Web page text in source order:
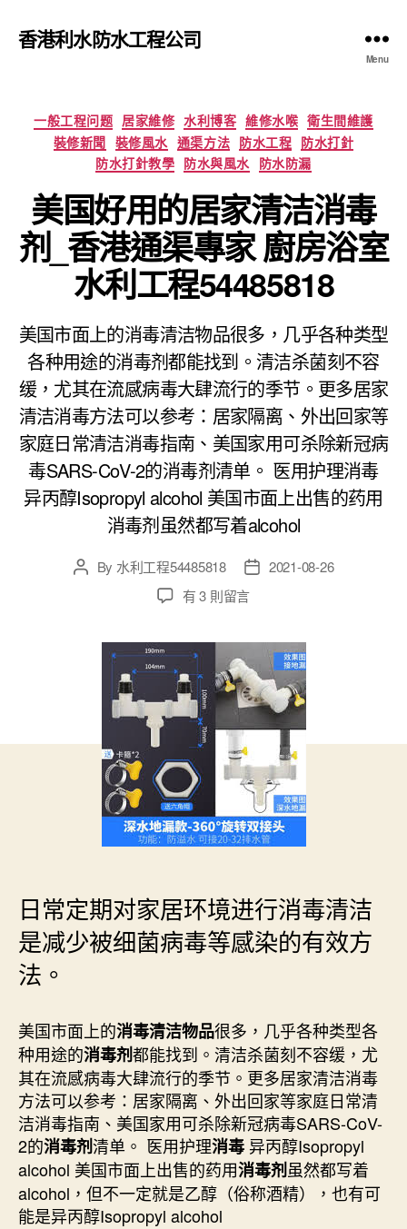
香港利水防水工程公司
Menu
Categories
一般工程问题 居家維修 水利博客 維修水喉 衛生間維護
裝修新聞 裝修風水 通渠方法 防水工程 防水打針
防水打針教學 防水與風水 防水防漏
美国好用的居家清洁消毒
剂_香港通渠專家 廚房浴室
水利工程54485818
美国市面上的消毒清洁物品很多，几乎各种类型
各种用途的消毒剂都能找到。清洁杀菌刻不容
缓，尤其在流感病毒大肆流行的季节。更多居家
清洁消毒方法可以参考：居家隔离、外出回家等
家庭日常清洁消毒指南、美国家用可杀除新冠病
毒SARS-CoV-2的消毒剂清单。 医用护理消毒
异丙醇Isopropyl alcohol 美国市面上出售的药用
消毒剂虽然都写着alcohol
PostBy 水利工程54485818
Post2021-08-26
在
好
用
的
居
清
洁
消
毒
剂
通
渠
專
浴
室
水
利
工
程
54485818〉
中
有 3 則留言
日常定期对家居环境进行消毒清洁
是减少被细菌病毒等感染的有效方
法。
美国市面上的消毒清洁物品很多，几乎各种类型各
种用途的消毒剂都能找到。清洁杀菌刻不容缓，尤
其在流感病毒大肆流行的季节。更多居家清洁消毒
方法可以参考：居家隔离、外出回家等家庭日常清
洁消毒指南、美国家用可杀除新冠病毒SARS-CoV-
2的消毒剂清单。 医用护理消毒 异丙醇Isopropyl
alcohol 美国市面上出售的药用消毒剂虽然都写着
alcohol，但不一定就是乙醇（俗称酒精），也有可
能是异丙醇Isopropyl alcohol